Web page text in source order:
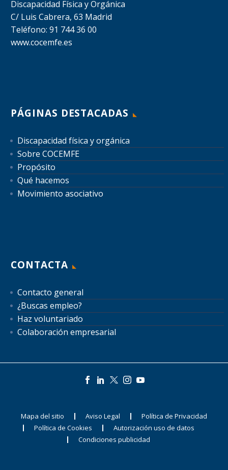
Discapacidad Física y Orgánica
C/ Luis Cabrera, 63 Madrid
Teléfono: 91 744 36 00
www.cocemfe.es
PÁGINAS DESTACADAS
Discapacidad física y orgánica
Sobre COCEMFE
Propósito
Qué hacemos
Movimiento asociativo
CONTACTA
Contacto general
¿Buscas empleo?
Haz voluntariado
Colaboración empresarial
Mapa del sitio Aviso Legal
Política de Privacidad
Política de Cookies
Autorización uso de datos
Condiciones publicidad